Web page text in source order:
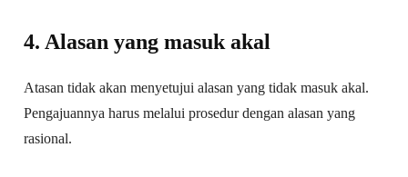
4. Alasan yang masuk akal
Atasan tidak akan menyetujui alasan yang tidak masuk akal.
Pengajuannya harus melalui prosedur dengan alasan yang
rasional.